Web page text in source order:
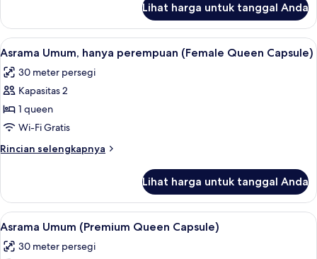
Asrama
Umum
(Queen
Lihat harga untuk tanggal Anda
Lihat
semua
foto
untuk
Asrama
Umum,
hanya
perempuan
Queen
Capsule)
Brankas, meja kerja, kedap suara,
5
Asrama Umum, hanya perempuan (Female Queen Capsule)
30 meter persegi
Kapasitas 2
1 queen
Wi-Fi Gratis
Rincian selengkapnya
Rincian
Asrama
Umum,
hanya
(Female
Lihat harga untuk tanggal Anda
Lihat
semua
foto
Brankas, meja kerja, kedap suara,
5
Asrama Umum (Premium Queen Capsule)
30 meter persegi